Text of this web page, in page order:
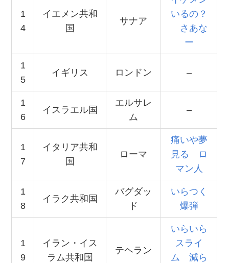
1
4
イエメン共和
国
サナア
いるの？
さあな
ー
1
5
イギリス ロンドン –
1
6
イスラエル国
エルサレ
ム
–
1
7
イタリア共和
国
ローマ
痛いや夢
見る ロ
マン人
1
8
イラク共和国
バグダッ
ド
いらつく
爆弾
1
9
イラン・イス
ラム共和国
テヘラン
いらいら
スライ
ム 減ら